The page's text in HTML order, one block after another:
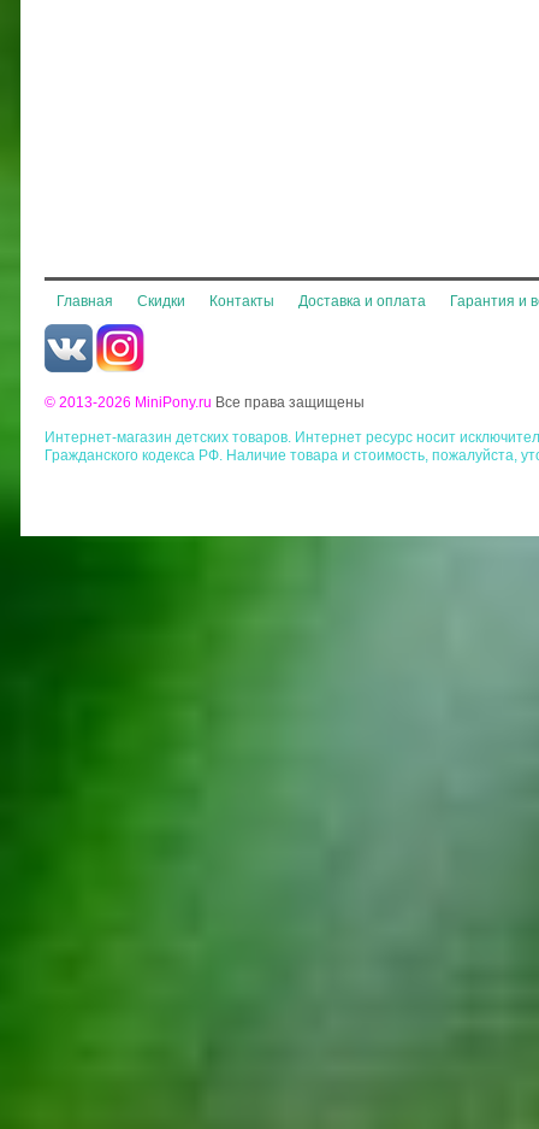
Главная Скидки Контакты Доставка и оплата Гарантия и
© 2013-2026 MiniPony.ru Все права защищены
Интернет-магазин детских товаров. Интернет ресурс носит
Гражданского кодекса РФ. Наличие товара и стоимость, пожалуйста,